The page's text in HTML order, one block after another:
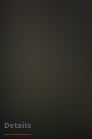
-
Details